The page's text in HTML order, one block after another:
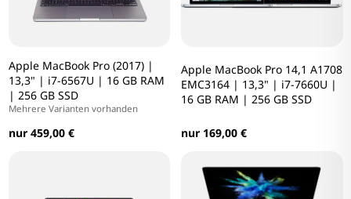
Apple MacBook Pro (2017) |
13,3" | i7-6567U | 16 GB RAM
| 256 GB SSD
Mehrere Varianten vorhanden
nur 459,00 €
Apple MacBook Pro 14,1 A1708
EMC3164 | 13,3" | i7-7660U |
16 GB RAM | 256 GB SSD
nur 169,00 €